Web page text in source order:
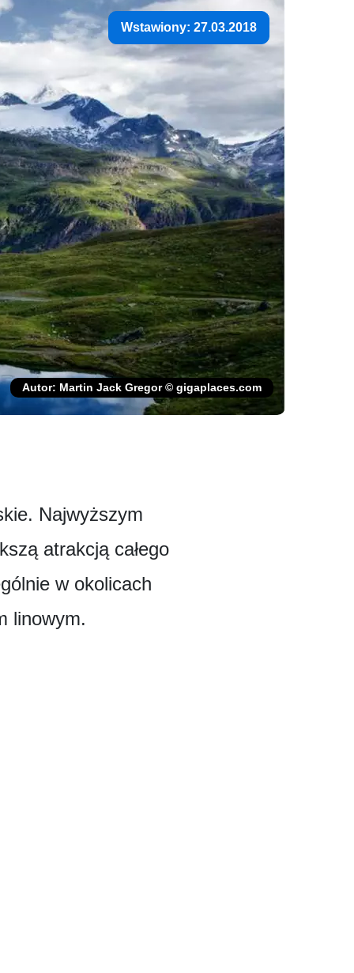
Wstawiony: 27.03.2018
Autor: Martin Jack Gregor © gigaplaces.com
Najwyższym
atrakcją całego
w okolicach
linowym.